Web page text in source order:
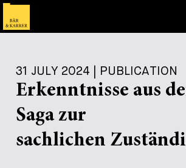
Expertise
Deals & Cases
Insights
31 JULY 2024 | PUBLICATION
Erkenntnisse aus
Saga zur
sachlichen